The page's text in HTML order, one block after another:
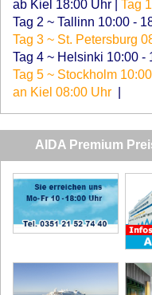
ab Kiel 18:00 Uhr Tag
Tag 2 ~ Tallinn 10:00 -
Tag 3 ~ St. Petersburg
Tag 4 ~ Helsinki 10:00 -
Tag 5 ~ Stockholm
an Kiel 08:00 Uhr
AIDA Premium